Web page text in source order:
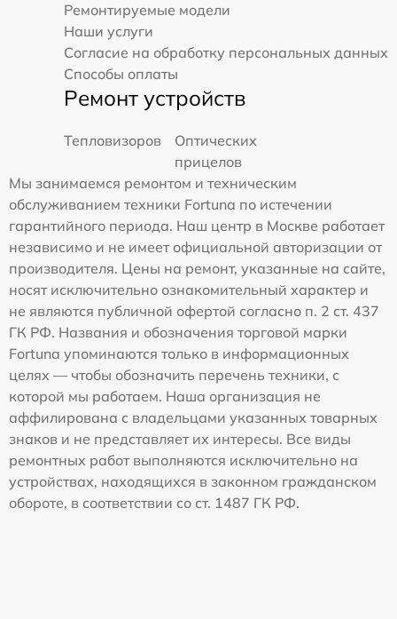
Ремонтируемые модели
Наши услуги
Согласие на обработку персональных данных
Способы оплаты
Ремонт устройств
Тепловизоров
Оптических
прицелов
Мы занимаемся ремонтом и техническим
обслуживанием техники Fortuna по истечении
гарантийного периода. Наш центр в Москве работает
независимо и не имеет официальной авторизации от
производителя. Цены на ремонт, указанные на сайте,
носят исключительно ознакомительный характер и
не являются публичной офертой согласно п. 2 ст. 437
ГК РФ. Названия и обозначения торговой марки
Fortuna упоминаются только в информационных
целях — чтобы обозначить перечень техники, с
которой мы работаем. Наша организация не
аффилирована с владельцами указанных товарных
знаков и не представляет их интересы. Все виды
ремонтных работ выполняются исключительно на
устройствах, находящихся в законном гражданском
обороте, в соответствии со ст. 1487 ГК РФ.